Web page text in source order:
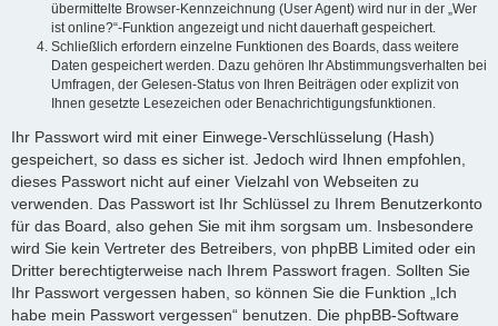
übermittelte Browser-Kennzeichnung (User Agent) wird nur in der „Wer
ist online?“-Funktion angezeigt und nicht dauerhaft gespeichert.
Schließlich erfordern einzelne Funktionen des Boards, dass weitere
Daten gespeichert werden. Dazu gehören Ihr Abstimmungsverhalten bei
Umfragen, der Gelesen-Status von Ihren Beiträgen oder explizit von
Ihnen gesetzte Lesezeichen oder Benachrichtigungsfunktionen.
Ihr Passwort wird mit einer Einwege-Verschlüsselung (Hash)
gespeichert, so dass es sicher ist. Jedoch wird Ihnen empfohlen,
dieses Passwort nicht auf einer Vielzahl von Webseiten zu
verwenden. Das Passwort ist Ihr Schlüssel zu Ihrem Benutzerkonto
für das Board, also gehen Sie mit ihm sorgsam um. Insbesondere
wird Sie kein Vertreter des Betreibers, von phpBB Limited oder ein
Dritter berechtigterweise nach Ihrem Passwort fragen. Sollten Sie
Ihr Passwort vergessen haben, so können Sie die Funktion „Ich
habe mein Passwort vergessen“ benutzen. Die phpBB-Software